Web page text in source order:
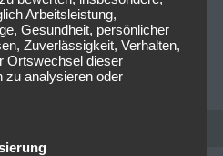
Arbeitsleistung,
Gesundheit, persönlicher
Zuverlässigkeit, Verhalten,
Ortswechsel dieser
zu analysieren oder